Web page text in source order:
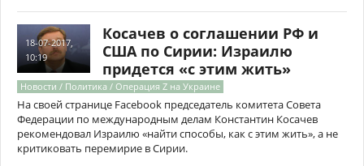
18-07-2017,
10:19
Косачев о соглашении РФ и
США по Сирии: Израилю
придется «с этим жить»
Новости / Политика / Операция Z на Украине
На своей странице Facebook председатель комитета Совета
Федерации по международным делам Константин Косачев
рекомендовал Израилю «найти способы, как с этим жить», а не
критиковать перемирие в Сирии.